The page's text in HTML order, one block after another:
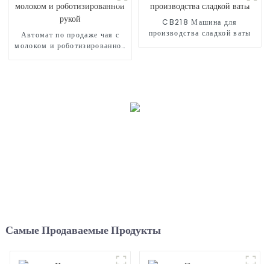
Автомат по продаже чая с
молоком и роботизированной
CB218 Машина для
производства сладкой ваты
Самые Продаваемые Продукты